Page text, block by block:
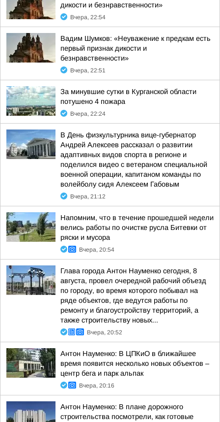
дикости и безнравственности»
Вчера, 22:54
Вадим Шумков: «Неуважение к предкам есть
первый признак дикости и
безнравственности»
Вчера, 22:51
За минувшие сутки в Курганской области
потушено 4 пожара
Вчера, 22:24
В День физкультурника вице-губернатор
Андрей Алексеев рассказал о развитии
адаптивных видов спорта в регионе и
поделился видео с ветераном специальной
военной операции, капитаном команды по
волейболу сидя Алексеем Габовым
Вчера, 21:12
Напомним, что в течение прошедшей недели
велись работы по очистке русла Битевки от
ряски и мусора
Вчера, 20:54
Глава города Антон Науменко сегодня, 8
августа, провел очередной рабочий объезд
по городу, во время которого побывал на
ряде объектов, где ведутся работы по
ремонту и благоустройству территорий, а
также строительству новых...
Вчера, 20:52
Антон Науменко: В ЦПКиО в ближайшее
время появится несколько новых объектов –
центр бега и парк альпак
Вчера, 20:16
Антон Науменко: В плане дорожного
строительства посмотрели, как готовые